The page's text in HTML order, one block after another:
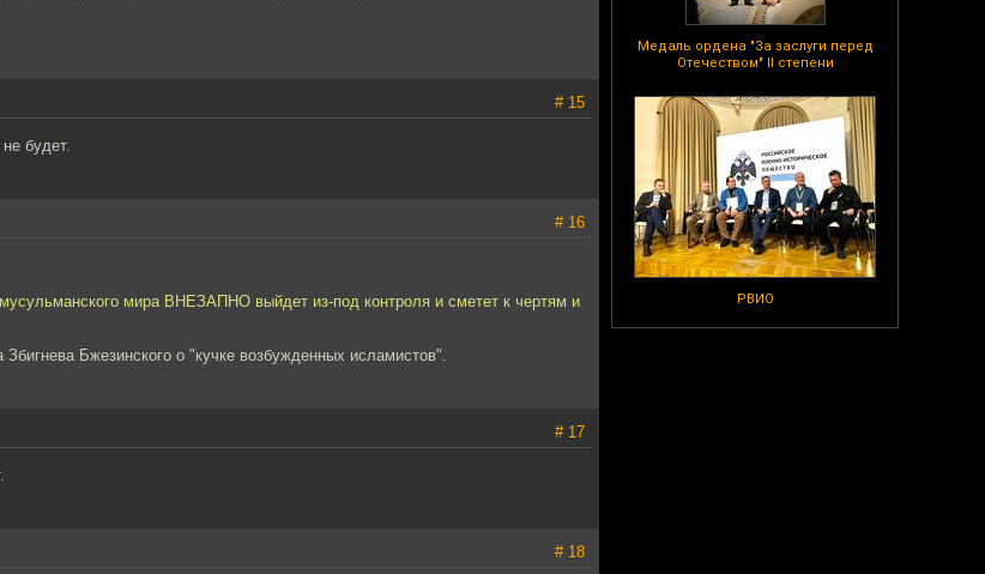
Медаль ордена "За заслуги перед
Отечеством" II степени
РВИО
# 15
будет.
# 16
мира ВНЕЗАПНО выйдет из-под контроля и сметет к чертям и
Бжезинского о "кучке возбужденных исламистов".
# 17
# 18